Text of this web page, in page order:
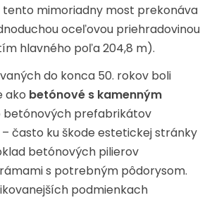
tento mimoriadny most prekonáva
oceľovou priehradovinou
hlavného poľa 204,8 m).
do konca 50. rokov boli
ako betónové s kamenným
betónových prefabrikátov
často ku škode estetickej stránky
betónových pilierov
s potrebným pôdorysom.
podmienkach